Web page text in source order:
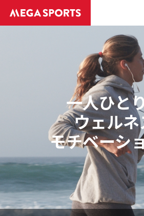
一人ひと
ウェルネ
モチベーシ